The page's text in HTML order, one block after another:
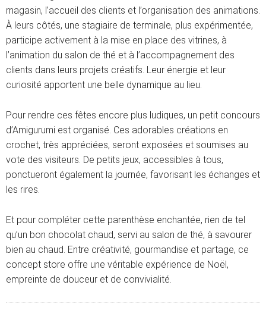
magasin, l’accueil des clients et l’organisation des animations.
À leurs côtés, une stagiaire de terminale, plus expérimentée,
participe activement à la mise en place des vitrines, à
l’animation du salon de thé et à l’accompagnement des
clients dans leurs projets créatifs. Leur énergie et leur
curiosité apportent une belle dynamique au lieu.
Pour rendre ces fêtes encore plus ludiques, un petit concours
d’Amigurumi est organisé. Ces adorables créations en
crochet, très appréciées, seront exposées et soumises au
vote des visiteurs. De petits jeux, accessibles à tous,
ponctueront également la journée, favorisant les échanges et
les rires.
Et pour compléter cette parenthèse enchantée, rien de tel
qu’un bon chocolat chaud, servi au salon de thé, à savourer
bien au chaud. Entre créativité, gourmandise et partage, ce
concept store offre une véritable expérience de Noël,
empreinte de douceur et de convivialité.